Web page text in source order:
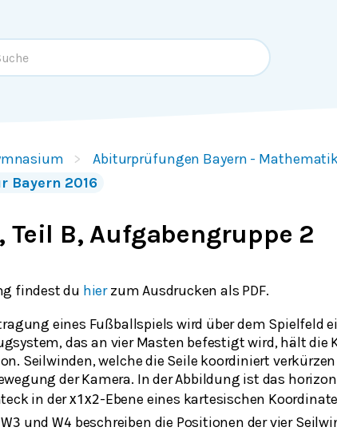
Abiturprüfungen Bayern -
Bayern 2016
Teil B, Aufgabengruppe 2
findest du hierzum Ausdrucken als PDF.
eines Fußballspiels wird über dem Spielfeld
das an vier Masten befestigt wird, hält die
Seilwinden, welche die Seile koordiniert
der Kamera. In der Abbildung ist das
in derx1x2-Ebene eines kartesischen
W3 und W4 beschreiben die Positionen der vier